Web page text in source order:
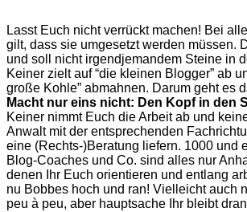
Lasst Euch nicht verrückt machen! Bei
gilt, dass sie umgesetzt werden müssen.
und soll nicht irgendjemandem Steine in
Keiner zielt auf “die kleinen Blogger” ab
große Kohle” abmahnen. Darum geht es
Macht nur eins nicht: Den Kopf in den
Keiner nimmt Euch die Arbeit ab und
Anwalt mit der entsprechenden
eine (Rechts-)Beratung liefern. 1000 und
Blog-Coaches und Co. sind alles nur
denen Ihr Euch orientieren und entlang
nu Bobbes hoch und ran! Vielleicht auch
peu à peu, aber hauptsache Ihr bleibt